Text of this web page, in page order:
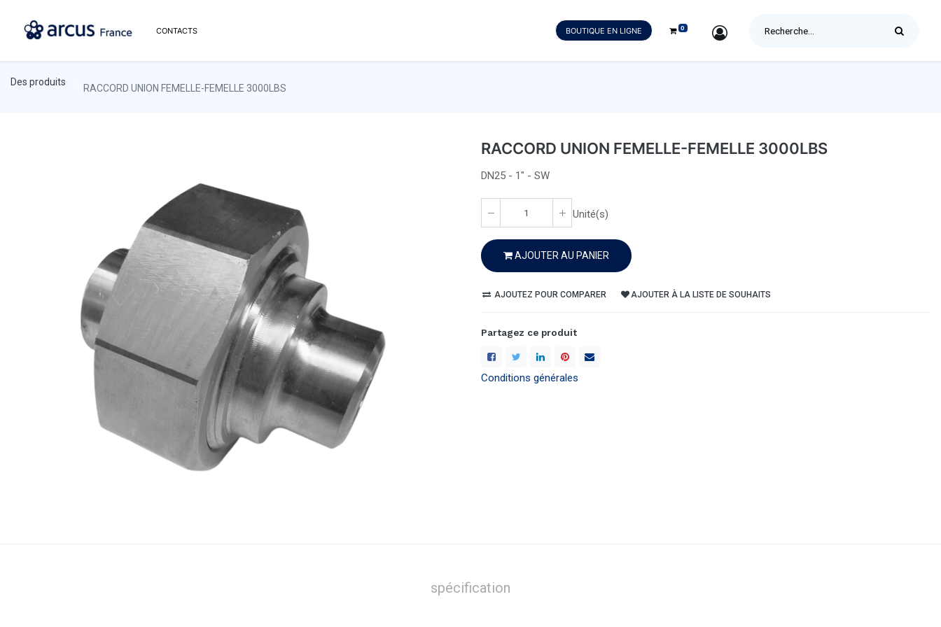
CONTACTS BOUTIQUE EN LIGNE 0 SIGN IN
Des produits
RACCORD UNION FEMELLE-FEMELLE 3000LBS
RACCORD UNION FEMELLE-FEMELLE 3000LBS
DN25 - 1" - SW
Unité(s)
AJOUTER AU PANIER
AJOUTEZ POUR COMPARER AJOUTER À LA LISTE DE SOUHAITS
Partagez ce produit
Conditions générales
spécification